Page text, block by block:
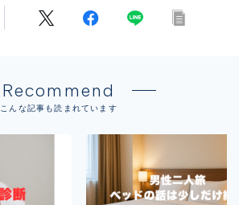
Recommend
こんな記事も読まれています